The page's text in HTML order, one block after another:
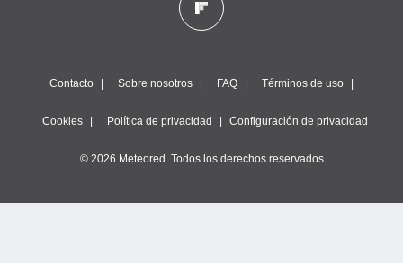
Contacto Sobre nosotros FAQ Términos de uso
Cookies Política de privacidad Configuración de privacidad
© 2026 Meteored. Todos los derechos reservados